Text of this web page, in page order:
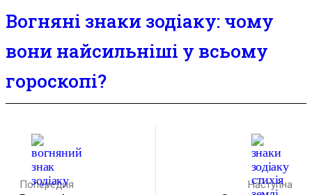
Вогняні знаки зодіаку: чому
вони найсильніші у всьому
гороскопі?
Попередня Наступна